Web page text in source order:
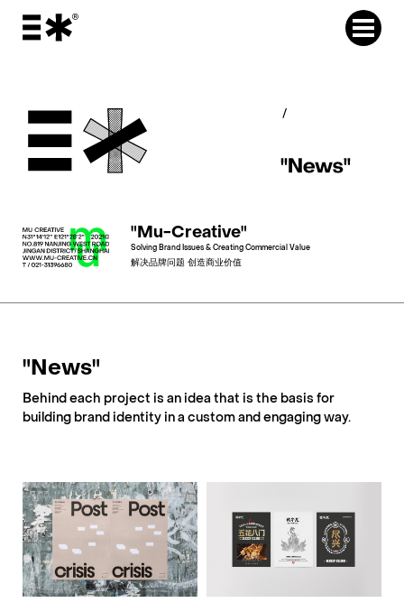
"Mu-Creative"
Solving Brand Issues & Creating Commercial Value
解决品牌问题 创造商业价值
"News"
Behind each project is an idea that is the basis for
building brand identity in a custom and engaging way.